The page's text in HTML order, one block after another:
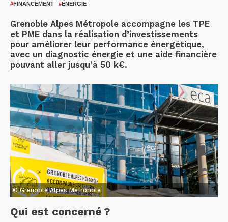
#FINANCEMENT #ÉNERGIE
Grenoble Alpes Métropole accompagne les TPE
et PME dans la réalisation d’investissements
pour améliorer leur performance énergétique,
avec un diagnostic énergie et une aide financière
pouvant aller jusqu’à 50 k€.
© Grenoble Alpes Métropole
Qui est concerné ?